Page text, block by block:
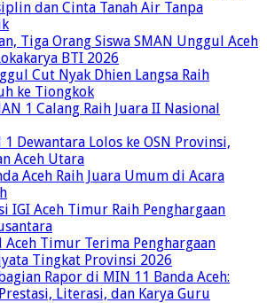
dan Cinta Tanah Air Tanpa
Tiga Orang Siswa SMAN Unggul Aceh
BTI 2026
Cut Nyak Dhien Langsa Raih
ke Tiongkok
1 Calang Raih Juara II Nasional
1 Dewantara Lolos ke OSN Provinsi,
Aceh Utara
Aceh Raih Juara Umum di Acara
IGI Aceh Timur Raih Penghargaan
Aceh Timur Terima Penghargaan
Tingkat Provinsi 2026
Rapor di MIN 11 Banda Aceh:
Literasi, dan Karya Guru